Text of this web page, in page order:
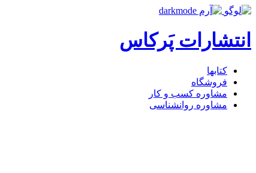
انتشارات پَرکاس
کتاب‎ها
فروشگاه
مشاوره کسب و کار
مشاوره روان‎شناسی